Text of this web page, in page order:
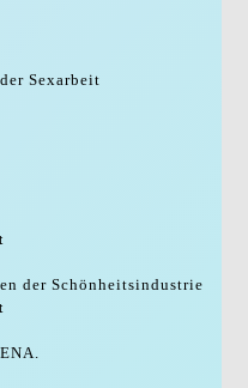
Sexarbeit
der Schönheitsindustrie